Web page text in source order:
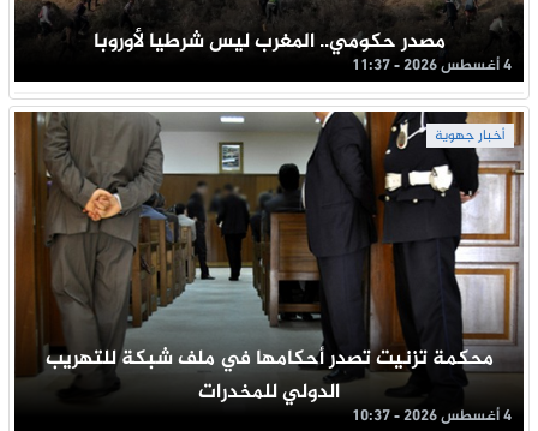
مصدر حكومي.. المغرب ليس شرطيا لأوروبا
4 أغسطس 2026 - 11:37
أخبار جهوية
محكمة تزنيت تصدر أحكامها في ملف شبكة للتهريب
الدولي للمخدرات
4 أغسطس 2026 - 10:37